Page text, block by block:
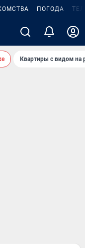
ПОГОДА
Квартиры с видом на